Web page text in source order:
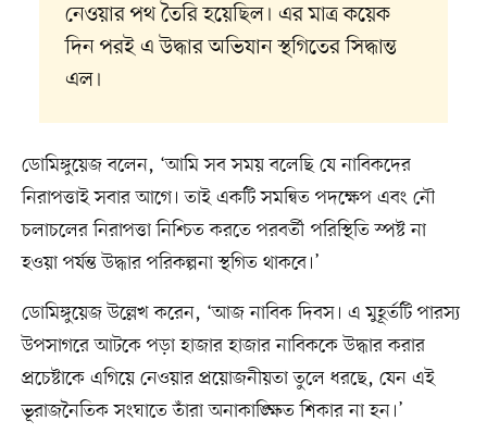
নেওয়ার পথ তৈরি হয়েছিল। এর মাত্র কয়েক
দিন পরই এ উদ্ধার অভিযান স্থগিতের সিদ্ধান্ত
এল।
ডোমিঙ্গুয়েজ বলেন, ‘আমি সব সময় বলেছি যে নাবিকদের
নিরাপত্তাই সবার আগে। তাই একটি সমন্বিত পদক্ষেপ এবং নৌ
চলাচলের নিরাপত্তা নিশ্চিত করতে পরবর্তী পরিস্থিতি স্পষ্ট না
হওয়া পর্যন্ত উদ্ধার পরিকল্পনা স্থগিত থাকবে।’
ডোমিঙ্গুয়েজ উল্লেখ করেন, ‘আজ নাবিক দিবস। এ মুহূর্তটি পারস্য
উপসাগরে আটকে পড়া হাজার হাজার নাবিককে উদ্ধার করার
প্রচেষ্টাকে এগিয়ে নেওয়ার প্রয়োজনীয়তা তুলে ধরছে, যেন এই
ভূরাজনৈতিক সংঘাতে তাঁরা অনাকাঙ্ক্ষিত শিকার না হন।’